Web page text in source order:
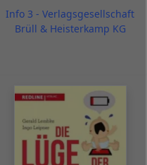
Info 3 - Verlagsgesellschaft
Brüll & Heisterkamp KG